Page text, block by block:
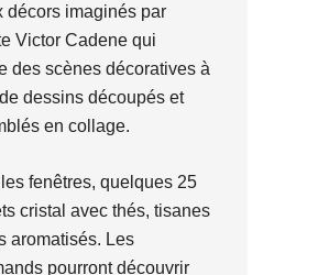
décors imaginés par
Victor Cadene qui
des scènes décoratives à
dessins découpés et
en collage.
fenêtres, quelques 25
cristal avec thés, tisanes
aromatisés. Les
pourront découvrir